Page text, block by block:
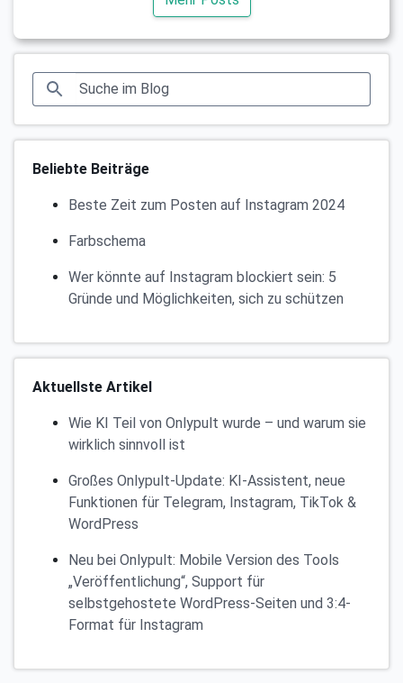
Beliebte Beiträge
Beste Zeit zum Posten auf Instagram 2024
Farbschema
Wer könnte auf Instagram blockiert sein: 5
Gründe und Möglichkeiten, sich zu schützen
Aktuellste Artikel
Wie KI Teil von Onlypult wurde – und warum sie
wirklich sinnvoll ist
Großes Onlypult-Update: KI-Assistent, neue
Funktionen für Telegram, Instagram, TikTok &
WordPress
Neu bei Onlypult: Mobile Version des Tools
„Veröffentlichung“, Support für
selbstgehostete WordPress-Seiten und 3:4-
Format für Instagram